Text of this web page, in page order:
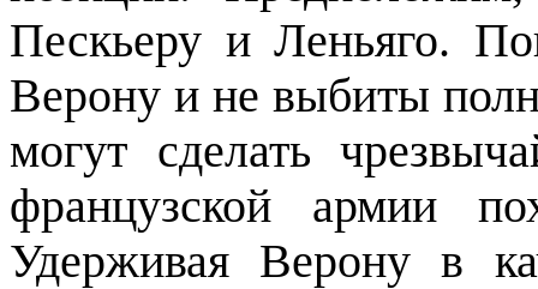
Пескьеру и Леньяго.
Верону и не выбиты
могут сделать
французской армии
Удерживая Верону в